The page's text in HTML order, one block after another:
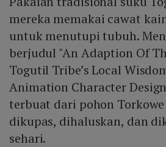
mereka memakai cawat
untuk menutupi tubuh.
berjudul "An Adaption Of
Togutil Tribe’s Local
Animation Character
terbuat dari pohon
dikupas, dihaluskan, dan
sehari.